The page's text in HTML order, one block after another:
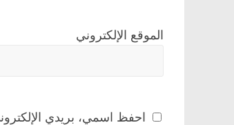
الموقع الإلكتروني
احفظ اسمي، بريدي